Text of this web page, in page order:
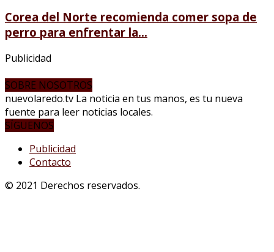
Corea del Norte recomienda comer sopa de
perro para enfrentar la...
Publicidad
SOBRE NOSOTROS
nuevolaredo.tv La noticia en tus manos, es tu nueva
fuente para leer noticias locales.
SÍGUENOS
Publicidad
Contacto
© 2021 Derechos reservados.